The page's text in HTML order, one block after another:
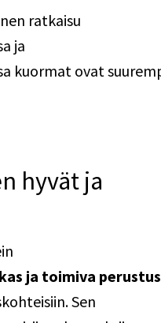
ratkaisu
ja
kuormat ovat
hyvät ja
ja toimiva
Sen